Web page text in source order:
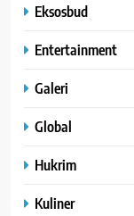
Eksosbud
Entertainment
Galeri
Global
Hukrim
Kuliner